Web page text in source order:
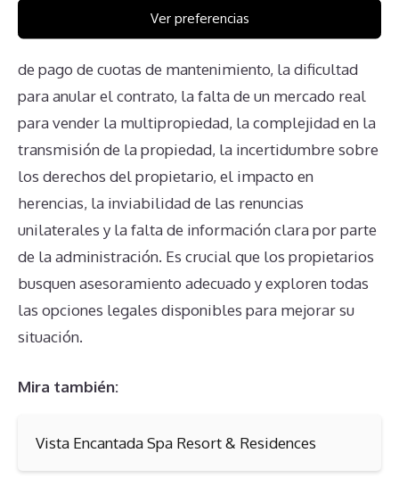
Ver preferencias
multipropiedad en el complejo Vacation
Internationale – Makai Club incluyen la obligación
de pago de cuotas de mantenimiento, la dificultad
para anular el contrato, la falta de un mercado real
para vender la multipropiedad, la complejidad en la
transmisión de la propiedad, la incertidumbre sobre
los derechos del propietario, el impacto en
herencias, la inviabilidad de las renuncias
unilaterales y la falta de información clara por parte
de la administración. Es crucial que los propietarios
busquen asesoramiento adecuado y exploren todas
las opciones legales disponibles para mejorar su
situación.
Mira también:
Vista Encantada Spa Resort & Residences